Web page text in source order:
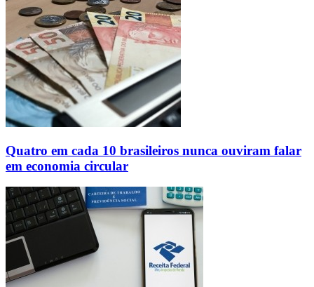
Quatro em cada 10 brasileiros nunca ouviram falar
em economia circular